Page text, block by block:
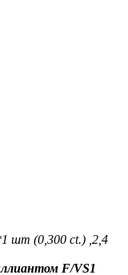
шт (0,300 ct.) ,2,4
F/VS1